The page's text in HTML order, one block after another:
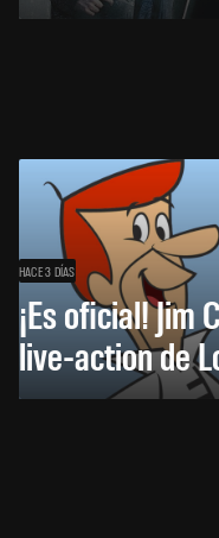
HACE 3 DÍAS
¡Es oficial! Jim
live-action de